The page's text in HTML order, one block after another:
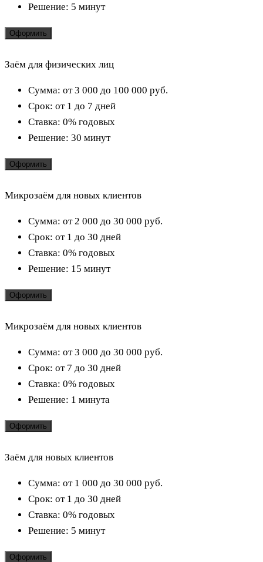
Решение: 5 минут
Оформить
Заём для физических лиц
Сумма: от 3 000 до 100 000 руб.
Срок: от 1 до 7 дней
Ставка: 0% годовых
Решение: 30 минут
Оформить
Микрозаём для новых клиентов
Сумма: от 2 000 до 30 000 руб.
Срок: от 1 до 30 дней
Ставка: 0% годовых
Решение: 15 минут
Оформить
Микрозаём для новых клиентов
Сумма: от 3 000 до 30 000 руб.
Срок: от 7 до 30 дней
Ставка: 0% годовых
Решение: 1 минута
Оформить
Заём для новых клиентов
Сумма: от 1 000 до 30 000 руб.
Срок: от 1 до 30 дней
Ставка: 0% годовых
Решение: 5 минут
Оформить